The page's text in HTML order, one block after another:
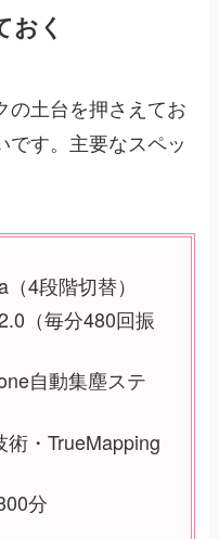
おく
の土台を押さえてお
です。主要なスペッ
4段階切替）
（毎分480回振
自動集塵ステ
術・TrueMapping
分